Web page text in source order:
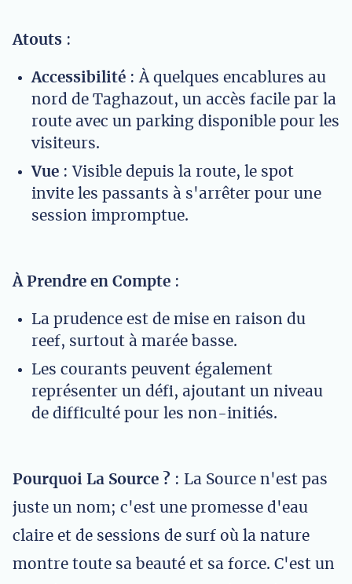
Atouts :
Accessibilité : À quelques encablures au
nord de Taghazout, un accès facile par la
route avec un parking disponible pour les
visiteurs.
Vue : Visible depuis la route, le spot
invite les passants à s'arrêter pour une
session impromptue.
À Prendre en Compte :
La prudence est de mise en raison du
reef, surtout à marée basse.
Les courants peuvent également
représenter un défi, ajoutant un niveau
de difficulté pour les non-initiés.
Pourquoi La Source ? : La Source n'est pas
juste un nom; c'est une promesse d'eau
claire et de sessions de surf où la nature
montre toute sa beauté et sa force. C'est un